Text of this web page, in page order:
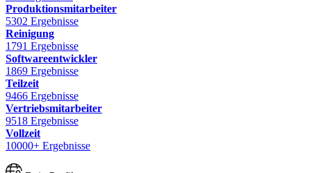
Produktionsmitarbeiter
5302 Ergebnisse
Reinigung
1791 Ergebnisse
Softwareentwickler
1869 Ergebnisse
Teilzeit
9466 Ergebnisse
Vertriebsmitarbeiter
9518 Ergebnisse
Vollzeit
10000+ Ergebnisse